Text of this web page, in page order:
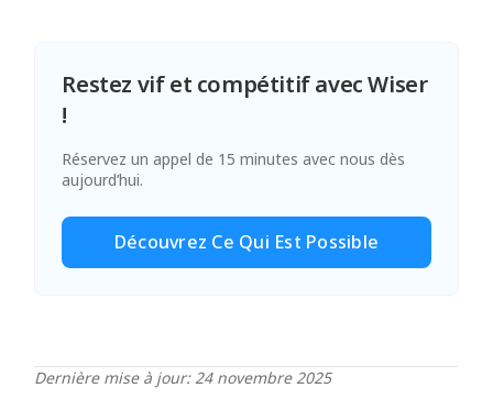
Restez vif et compétitif avec Wiser
!
Réservez un appel de 15 minutes avec nous dès
aujourd’hui.
Découvrez Ce Qui Est Possible
Dernière mise à jour: 24 novembre 2025